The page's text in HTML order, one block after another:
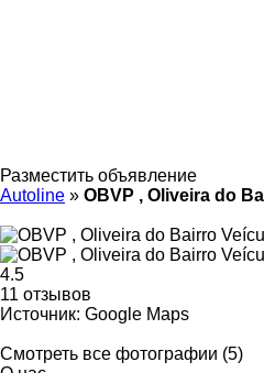
Разместить объявление
Autoline » OBVP , Oliveira do
4.5
11 отзывов
Источник: Google Maps
Смотреть все фотографии (5)